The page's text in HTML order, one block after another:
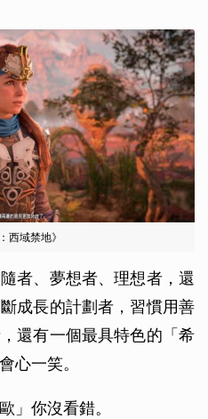
西域禁地》
者、夢想者、理想者，還
成長的計劃者，習慣用善
還有一個最具特色的「希
心一笑。
」你沒看錯。